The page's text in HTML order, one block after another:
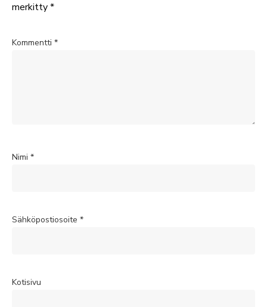
merkitty*
Kommentti *
Nimi *
Sähköpostiosoite *
Kotisivu